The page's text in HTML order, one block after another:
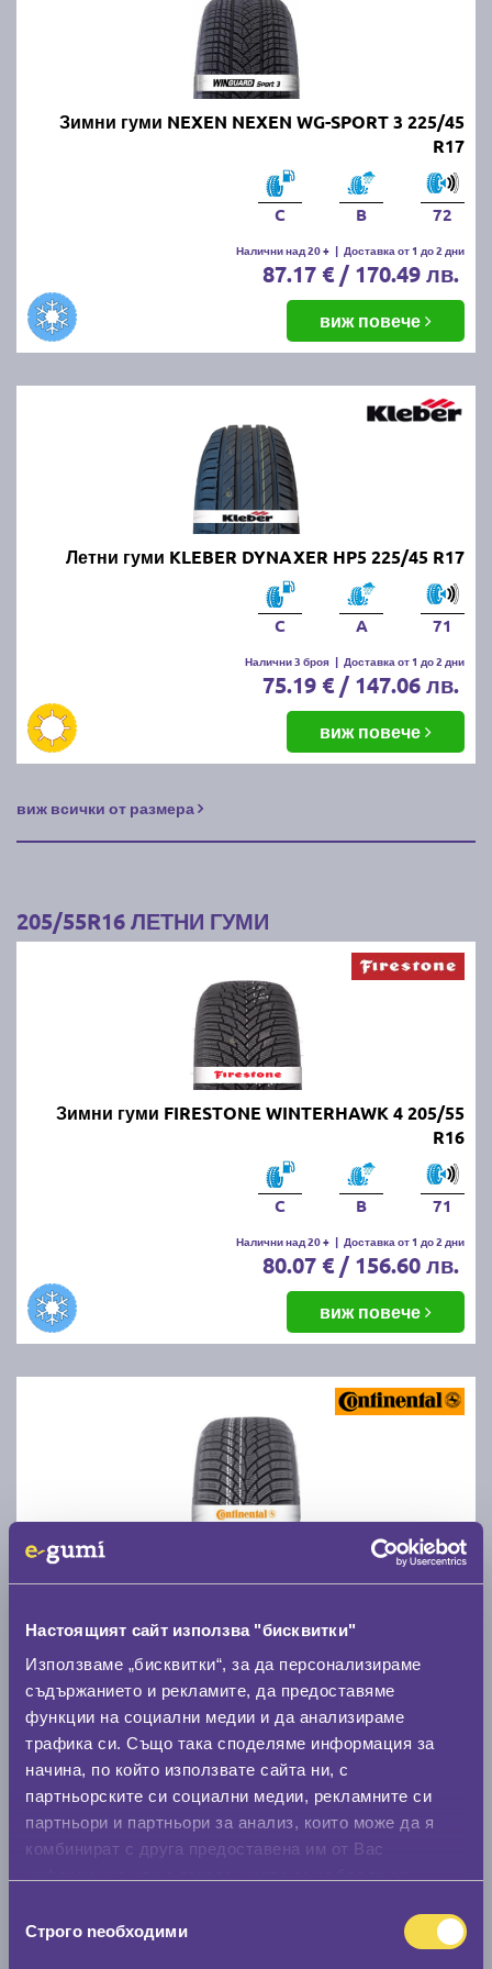
Настоящият сайт използва "бисквитки"
Използваме „бисквитки“, за да персонализираме
съдържанието и рекламите, да предоставяме
функции на социални медии и да анализираме
трафика си. Също така споделяме информация за
начина, по който използвате сайта ни, с
партньорските си социални медии, рекламните си
партньори и партньори за анализ, които може да я
комбинират с друга предоставена им от Вас
наСтрого nеобходими
безплатна доставка, но предлага експресна
доставка до всички точки на страната.
Възползвайте се от директна доставка до Варна,
Пловдив, Бургас, София, Стара Загора, Велико
Търново, Русе, Плевен, Ловеч, Видин,
Силистра, Добрич и други градове.
Зимни гуми NEXEN NEXEN WG-SPORT 3 225/45
R17
C B 72
Налични над 20 + | Доставка от 1 до 2 дни
87.17 € / 170.49 лв.
виж повече
Летни гуми KLEBER DYNAXER HP5 225/45 R17
C A 71
Налични 3 броя | Доставка от 1 до 2 дни
75.19 € / 147.06 лв.
виж повече
виж всички от размера
205/55R16 ЛЕТНИ ГУМИ
Зимни гуми FIRESTONE WINTERHAWK 4 205/55
R16
C B 71
Налични над 20 + | Доставка от 1 до 2 дни
80.07 € / 156.60 лв.
виж повече
Зимни гуми CONTINENTAL WinterContact TS 870
205/55 R16
C
Налични над 20 + Доставка от 1 до 2 дни
107.87 € / 210.98 лв.
виж повече
Акцент